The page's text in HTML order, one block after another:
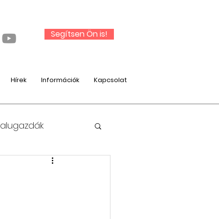
Segítsen Ön is!
Hírek Információk Kapcsolat